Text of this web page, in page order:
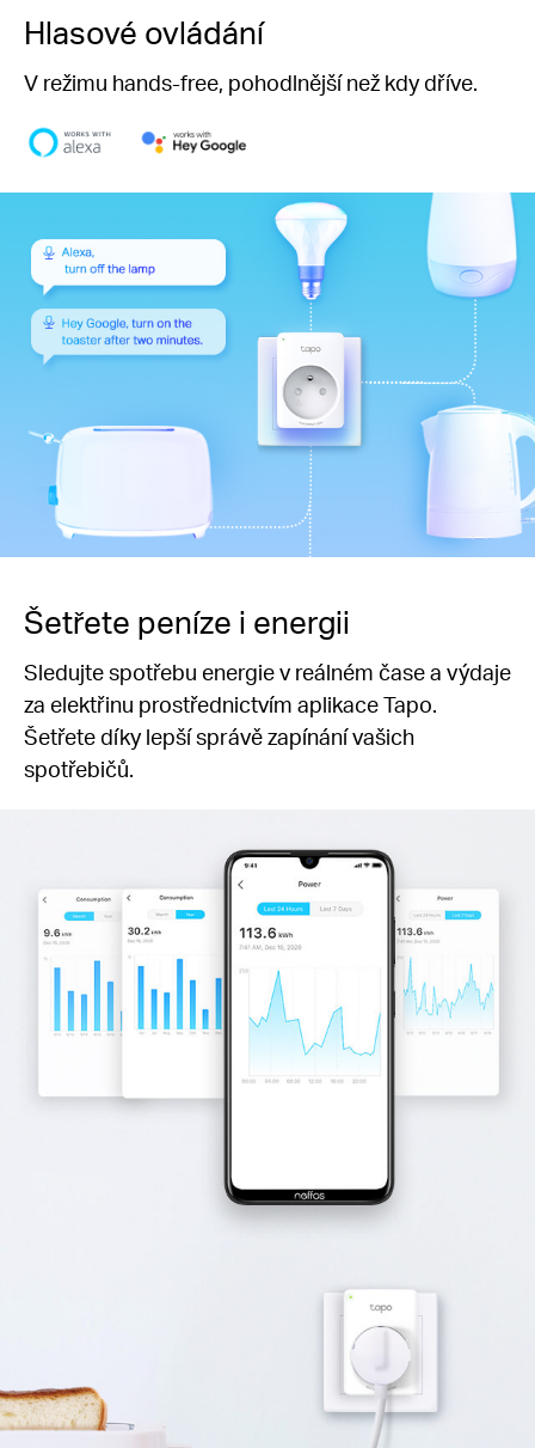
Hlasové ovládání
V režimu hands-free, pohodlnější než kdy dříve.
Šetřete peníze i energii
Sledujte spotřebu energie v reálném čase a výdaje
za elektřinu prostřednictvím aplikace Tapo.
Šetřete díky lepší správě zapínání vašich
spotřebičů.